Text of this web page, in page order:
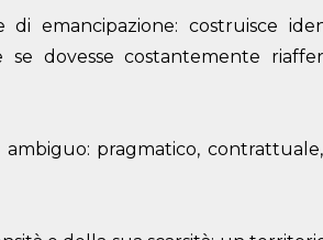
di emancipazione: costruisce
dovesse costantemente
pragmatico,